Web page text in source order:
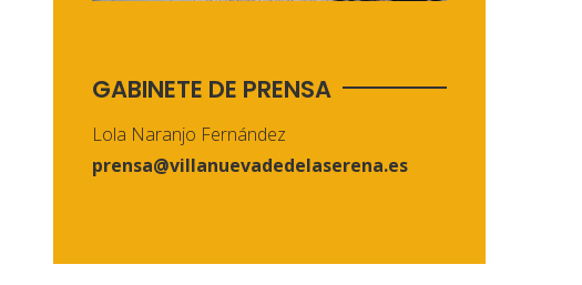
GABINETE DE PRENSA
Lola Naranjo Fernández
prensa@villanuevadedelaserena.es